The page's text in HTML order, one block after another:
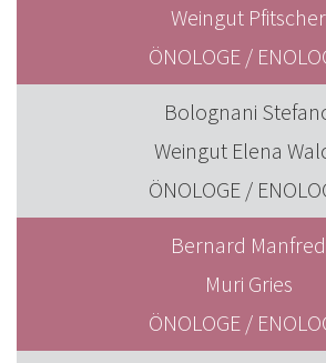
Weingut Pfitscher
ÖNOLOGE /
Bolognani
Weingut Elena
ÖNOLOGE /
Bernard Manfred
Muri Gries
ÖNOLOGE /